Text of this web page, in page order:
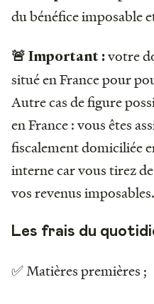
du bénéfice imposable
🚨 Important :votre
situé en France pour
Autre cas de figure
en France : vous êtes
fiscalement domiciliée
interne car vous tirez
vos revenus imposables.
Les frais du
✅ Matières premières ;